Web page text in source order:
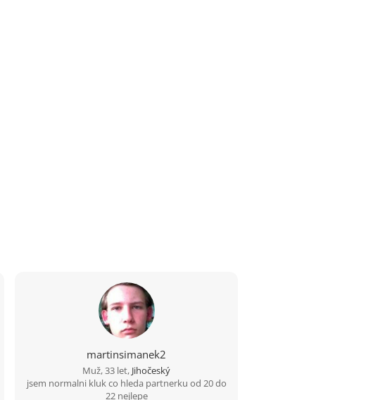
martinsimanek2
Muž, 33 let, Jihočeský
jsem normalni kluk co hleda partnerku od 20 do
22 nejlepe